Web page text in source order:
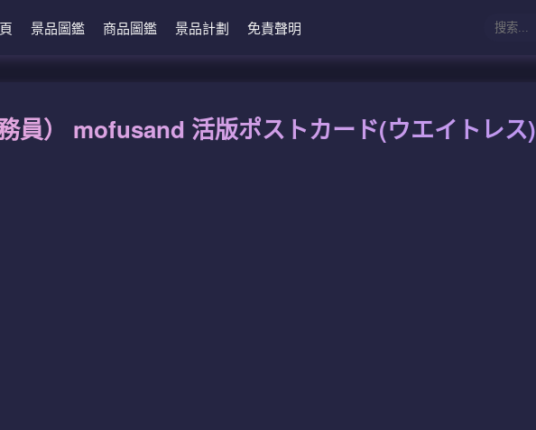
景品圖鑑 商品圖鑑 景品計劃 免責聲明
員） mofusand 活版ポストカード(ウエイトレス)